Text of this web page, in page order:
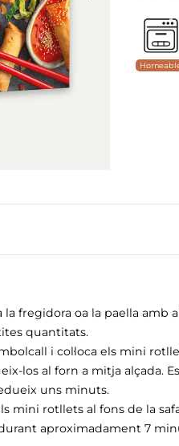
la fregidora oa la paella amb
quantitats.
i col·loca els mini
los al forn a mitja alçada.
uns minuts.
mini rotllets al fons de la
aproximadament 7